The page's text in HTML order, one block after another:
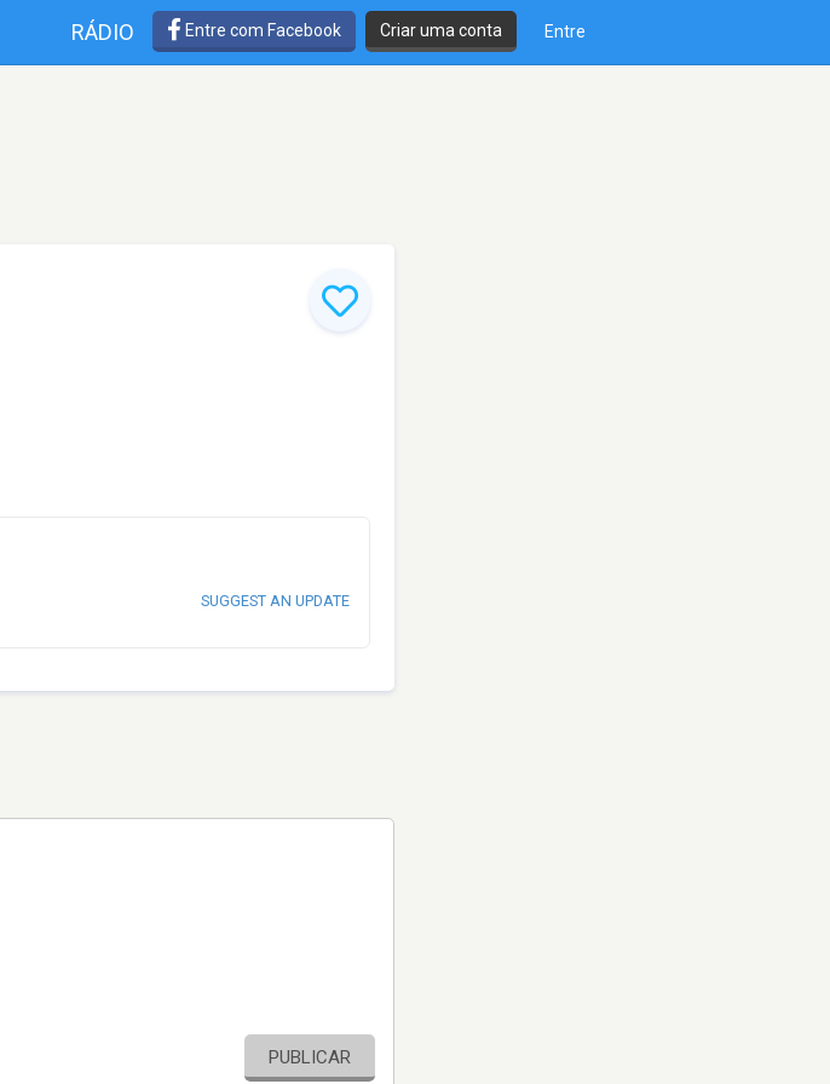
RÁDIO Entre com Facebook Criar uma conta Entre
SUGGEST AN UPDATE
PUBLICAR